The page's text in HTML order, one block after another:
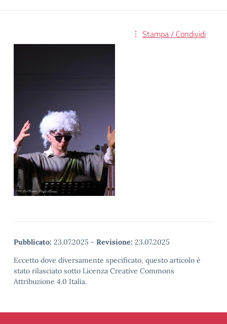
Stampa / Condividi
Pubblicato: 23.07.2025 - Revisione: 23.07.2025
Eccetto dove diversamente specificato, questo articolo è
stato rilasciato sotto Licenza Creative Commons
Attribuzione 4.0 Italia.